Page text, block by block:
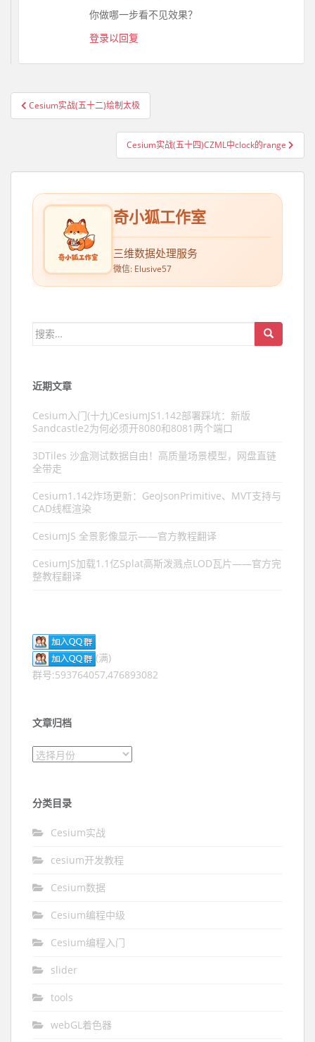
你做哪一步看不见效果？
登录以回复
文章导航
Cesium实战(五十二)绘制太极
Cesium实战(五十四)CZML中clock的range
奇小狐工作室
三维数据处理服务
微信: Elusive57
搜索：
近期文章
Cesium入门(十九)CesiumJS1.142部署踩坑：新版
Sandcastle2为何必须开8080和8081两个端口
3DTiles 沙盒测试数据自由！高质量场景模型，网盘直链
全带走
Cesium1.142炸场更新：GeoJsonPrimitive、MVT支持与
CAD线框渲染
CesiumJS 全景影像显示——官方教程翻译
CesiumJS加载1.1亿Splat高斯泼溅点LOD瓦片——官方完
整教程翻译
(满)
群号:593764057,476893082
文章归档
文章归档
分类目录
Cesium实战
cesium开发教程
Cesium数据
Cesium编程中级
Cesium编程入门
slider
tools
webGL着色器